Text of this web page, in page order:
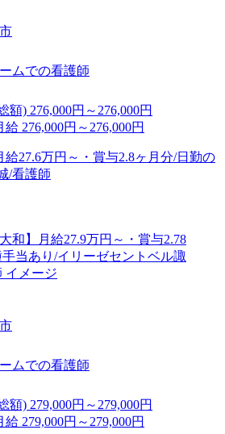
ムでの看護師
額) 276,000円～276,000円
給 276,000円～276,000円
給27.6万円～・賞与2.8ヶ月分/日勤の
/看護師
ムでの看護師
額) 279,000円～279,000円
給 279,000円～279,000円